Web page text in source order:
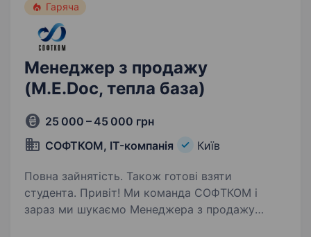
Гаряча
Менеджер з продажу
(M.E.Doc, тепла база)
25 000 – 45 000 грн
СОФТКОМ, IT-компанія
Київ
Повна зайнятість. Також готові взяти
студента. Привіт! Ми команда СОФТКОМ і
зараз ми шукаємо Менеджера з продажу